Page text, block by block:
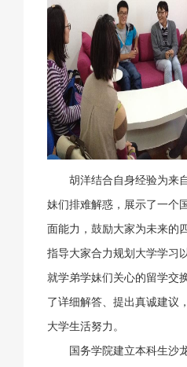
胡洋结合自身经验为来
妹们排难解惑，展示了一个
面能力，鼓励大家为未来的
指导大家合力规划大学学习
就学弟学妹们关心的留学交
了详细解答、提出真诚建议
大学生活努力。
国务学院建立本科生沙